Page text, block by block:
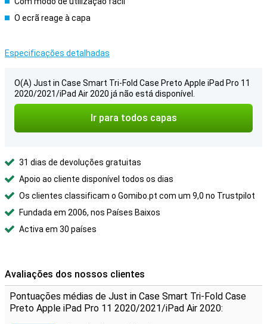
O ecrã reage à capa
Especificações detalhadas
O(A) Just in Case Smart Tri-Fold Case Preto Apple iPad Pro 11
2020/2021/iPad Air 2020 já não está disponível.
Ir para todos capas
31 dias de devoluções gratuitas
Apoio ao cliente disponível todos os dias
Os clientes classificam o Gomibo.pt com um 9,0 no Trustpilot
Fundada em 2006, nos Países Baixos
Activa em 30 países
Avaliações dos nossos clientes
Pontuações médias de Just in Case Smart Tri-Fold Case
Preto Apple iPad Pro 11 2020/2021/iPad Air 2020: